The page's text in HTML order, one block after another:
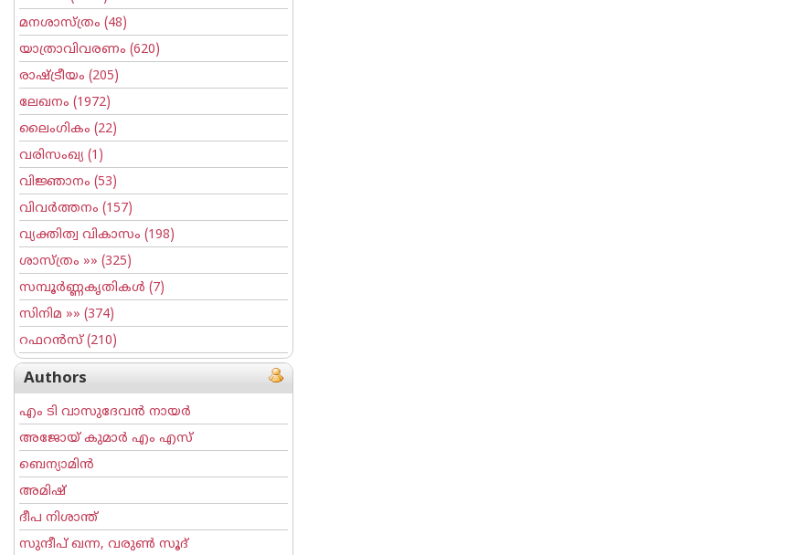
മനശാസ്ത്രം (48)
യാത്രാവിവരണം (620)
രാഷ്ട്രീയം (205)
ലേഖനം (1972)
ലൈംഗികം (22)
വരിസംഖ്യ (1)
വിജ്ഞാനം (53)
വിവര്‍ത്തനം (157)
വ്യക്തിത്വ വികാസം (198)
ശാസ്ത്രം »» (325)
സമ്പൂര്‍ണ്ണകൃതികള്‍ (7)
സിനിമ »» (374)
റഫറന്‍സ്(210)
Authors
എം ടി വാസുദേവന്‍ നായര്‍
അജോയ് കുമാര്‍ എം എസ്
ബെന്യാമിന്‍
അമിഷ്
ദീപ നിശാന്ത്
സുന്ദീപ് ഖന്ന, വരുൺ സൂദ്